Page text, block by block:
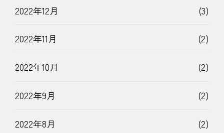
2022年12月 (3)
2022年11月 (2)
2022年10月 (2)
2022年9月 (2)
2022年8月 (2)